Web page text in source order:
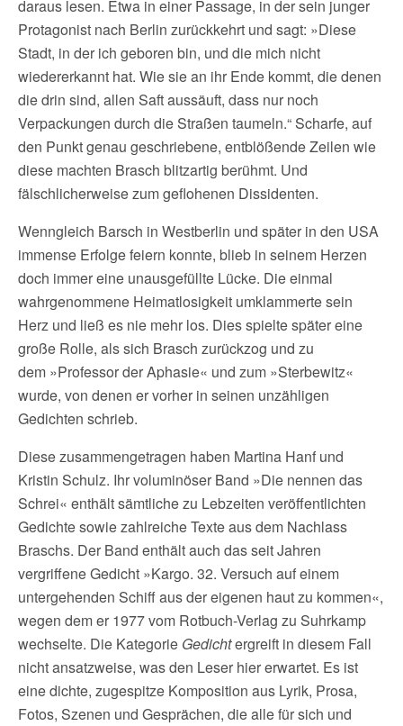
daraus lesen. Etwa in einer Passage, in der sein junger
Protagonist nach Berlin zurückkehrt und sagt: »Diese
Stadt, in der ich geboren bin, und die mich nicht
wiedererkannt hat. Wie sie an ihr Ende kommt, die denen
die drin sind, allen Saft aussäuft, dass nur noch
Verpackungen durch die Straßen taumeln.“ Scharfe, auf
den Punkt genau geschriebene, entblößende Zeilen wie
diese machten Brasch blitzartig berühmt. Und
fälschlicherweise zum geflohenen Dissidenten.
Wenngleich Barsch in Westberlin und später in den USA
immense Erfolge feiern konnte, blieb in seinem Herzen
doch immer eine unausgefüllte Lücke. Die einmal
wahrgenommene Heimatlosigkeit umklammerte sein
Herz und ließ es nie mehr los. Dies spielte später eine
große Rolle, als sich Brasch zurückzog und zu
dem »Professor der Aphasie« und zum »Sterbewitz«
wurde, von denen er vorher in seinen unzähligen
Gedichten schrieb.
Diese zusammengetragen haben Martina Hanf und
Kristin Schulz. Ihr voluminöser Band »Die nennen das
Schrei« enthält sämtliche zu Lebzeiten veröffentlichten
Gedichte sowie zahlreiche Texte aus dem Nachlass
Braschs. Der Band enthält auch das seit Jahren
vergriffene Gedicht »Kargo. 32. Versuch auf einem
untergehenden Schiff aus der eigenen haut zu kommen«,
wegen dem er 1977 vom Rotbuch-Verlag zu Suhrkamp
wechselte. Die Kategorie Gedichtergreift in diesem Fall
nicht ansatzweise, was den Leser hier erwartet. Es ist
eine dichte, zugespitze Komposition aus Lyrik, Prosa,
Fotos, Szenen und Gesprächen, die alle für sich und